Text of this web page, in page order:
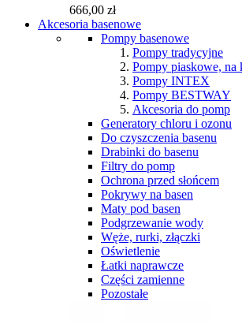
666,00 zł
Akcesoria basenowe
Pompy basenowe
Pompy tradycyjne
Pompy piaskowe, na
Pompy INTEX
Pompy BESTWAY
Akcesoria do pomp
Generatory chloru i ozonu
Do czyszczenia basenu
Drabinki do basenu
Filtry do pomp
Ochrona przed słońcem
Pokrywy na basen
Maty pod basen
Podgrzewanie wody
Węże, rurki, złączki
Oświetlenie
Łatki naprawcze
Części zamienne
Pozostałe